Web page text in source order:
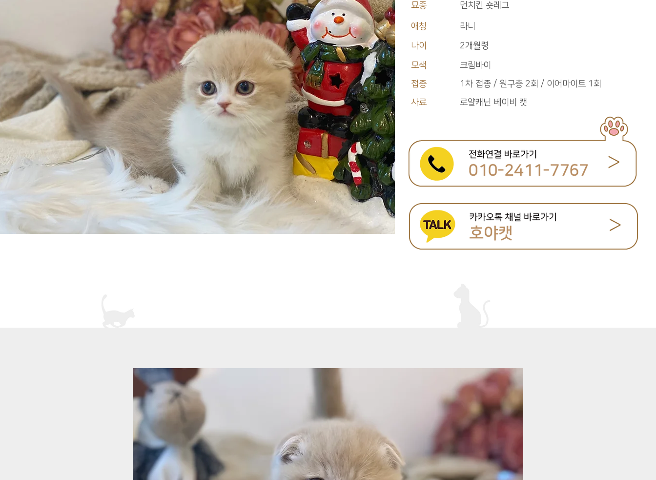
묘종 먼치킨 숏레그
애칭
라니
나이
2개월령
모색
크림바이
접종
1차 접종 / 원구충 2회 / 이어마이트 1회
사료
로얄캐닌 베이비 캣